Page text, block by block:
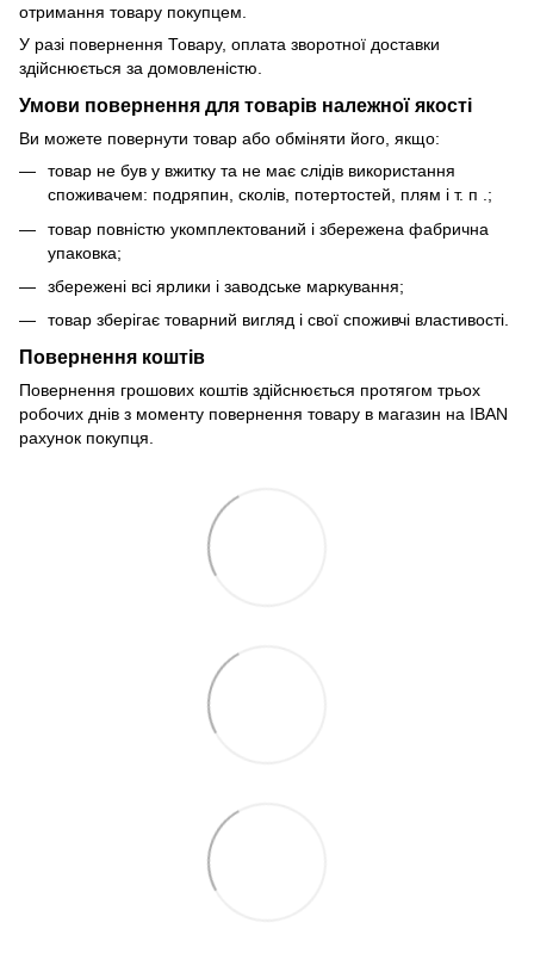
отримання товару покупцем.
У разі повернення Товару, оплата зворотної доставки
здійснюється за домовленістю.
Умови повернення для товарів належної якості
Ви можете повернути товар або обміняти його, якщо:
товар не був у вжитку та не має слідів використання
споживачем: подряпин, сколів, потертостей, плям і т. п .;
товар повністю укомплектований і збережена фабрична
упаковка;
збережені всі ярлики і заводське маркування;
товар зберігає товарний вигляд і свої споживчі властивості.
Повернення коштів
Повернення грошових коштів здійснюється протягом трьох
робочих днів з моменту повернення товару в магазин на IBAN
рахунок покупця.